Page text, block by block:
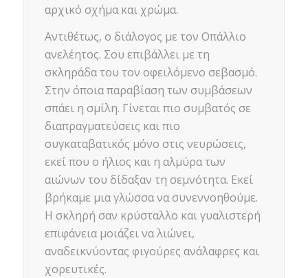
αρχικό σχήμα και χρώμα.
Αντιθέτως, ο διάλογος με τον Οπάλλιο
ανελέητος. Σου επιβάλλει με τη
σκληράδα του τον οφειλόμενο σεβασμό.
Στην όποια παραβίαση των συμβάσεων
σπάει η σμίλη. Γίνεται πιο συμβατός σε
διαπραγματεύσεις και πιο
συγκαταβατικός μόνο στις νευρώσεις,
εκεί που ο ήλιος και η αλμύρα των
αιώνων του δίδαξαν τη σεμνότητα. Εκεί
βρήκαμε μια γλώσσα να συνεννοηθούμε.
Η σκληρή σαν κρύσταλλο και γυαλιστερή
επιφάνεια μοιάζει να λιώνει,
αναδεικνύοντας φιγούρες ανάλαφρες και
χορευτικές.